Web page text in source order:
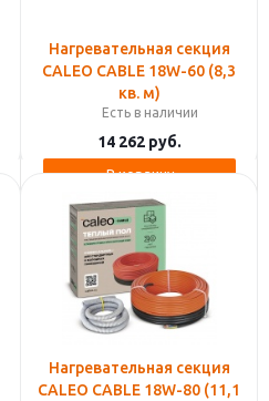
Нагревательная секция
CALEO CABLE 18W-60 (8,3
кв. м)
Есть в наличии
14 262руб.
В корзину
Нагревательная секция
СALEO CABLE 18W-80 (11,1